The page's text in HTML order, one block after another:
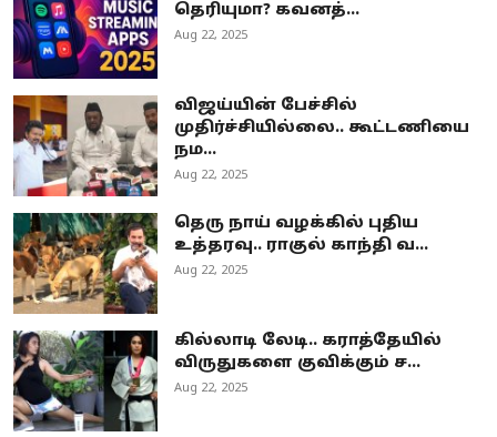
தெரியுமா? கவனத்...
Aug 22, 2025
விஜய்யின் பேச்சில்
முதிர்ச்சியில்லை.. கூட்டணியை
நம...
Aug 22, 2025
தெரு நாய் வழக்கில் புதிய
உத்தரவு.. ராகுல் காந்தி வ...
Aug 22, 2025
கில்லாடி லேடி.. கராத்தேயில்
விருதுகளை குவிக்கும் ச...
Aug 22, 2025